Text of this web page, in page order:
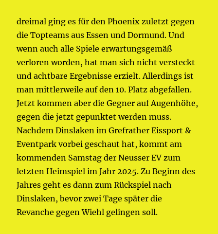
dreimal ging es für den Phoenix zuletzt gegen
die Topteams aus Essen und Dormund. Und
wenn auch alle Spiele erwartungsgemäß
verloren worden, hat man sich nicht versteckt
und achtbare Ergebnisse erzielt. Allerdings ist
man mittlerweile auf den 10. Platz abgefallen.
Jetzt kommen aber die Gegner auf Augenhöhe,
gegen die jetzt gepunktet werden muss.
Nachdem Dinslaken im Grefrather Eissport &
Eventpark vorbei geschaut hat, kommt am
kommenden Samstag der Neusser EV zum
letzten Heimspiel im Jahr 2025. Zu Beginn des
Jahres geht es dann zum Rückspiel nach
Dinslaken, bevor zwei Tage später die
Revanche gegen Wiehl gelingen soll.